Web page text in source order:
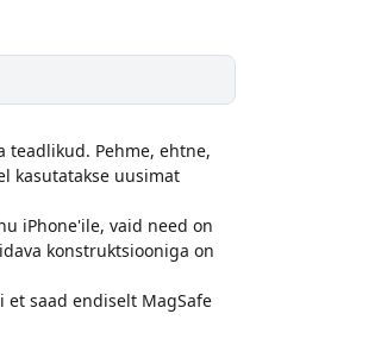
teadlikud. Pehme, ehtne,
kasutatakse uusimat
iPhone'ile, vaid need on
konstruktsiooniga on
saad endiselt MagSafe